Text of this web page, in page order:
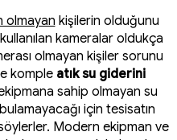
olmayan kişilerin olduğunu
kameralar oldukça
olmayan kişiler sorunu
komple atık su giderini
sahip olmayan su
için tesisatın
Modern ekipman ve